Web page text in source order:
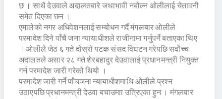
छ । साथै देउवाले अदालतबारे जथाभावी नबोल्न ओलीलाई चेतावनी
समेत दिएका छन ।
एमालेको नगर अधिवेशनलाई सम्बोधन गर्दै मंगलबार ओलीले
परमादेश दिने पाँचै जना न्यायाधीशले राजीनामा गर्नुपर्ने बताएका थिए
। ओलीले जेठ ६ गते दोस्रो पटक संसद विघटन गरेपछि सर्वोच्च
अदालतले असार २८ गते शेरबहादुर देउवालाई प्रधानमन्त्री नियुक्त
गर्न परमादेश जारी गरेको थियो ।
परमादेश जारी गर्ने पाँचजना न्यायाधीशमाथि ओलीले प्रश्न
उठाएपछि प्रधानमन्त्री देउवा बचाउमाा उत्रिएका हुन । मंगलबार